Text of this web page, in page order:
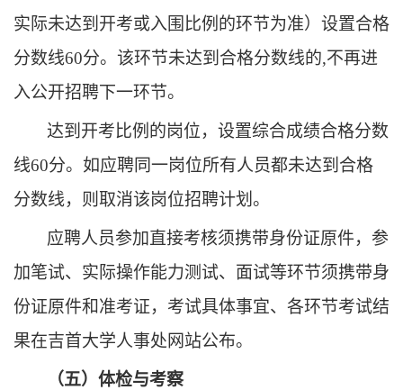
实际未达到开考或入围比例的环节为准）设置合格
分数线60分。该环节未达到合格分数线的,不再进
入公开招聘下一环节。
达到开考比例的岗位，设置综合成绩合格分数
线60分。如应聘同一岗位所有人员都未达到合格
分数线，则取消该岗位招聘计划。
应聘人员参加直接考核须携带身份证原件，参
加笔试、实际操作能力测试、面试等环节须携带身
份证原件和准考证，考试具体事宜、各环节考试结
果在吉首大学人事处网站公布。
（五）体检与考察